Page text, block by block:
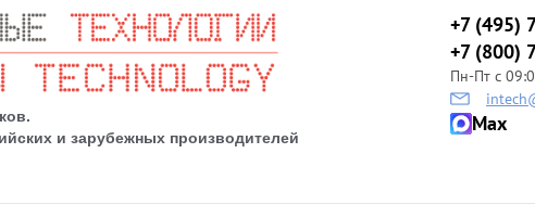
и зарубежных производителей
+7 (495)
+7 (800)
Пн-Пт с
Max